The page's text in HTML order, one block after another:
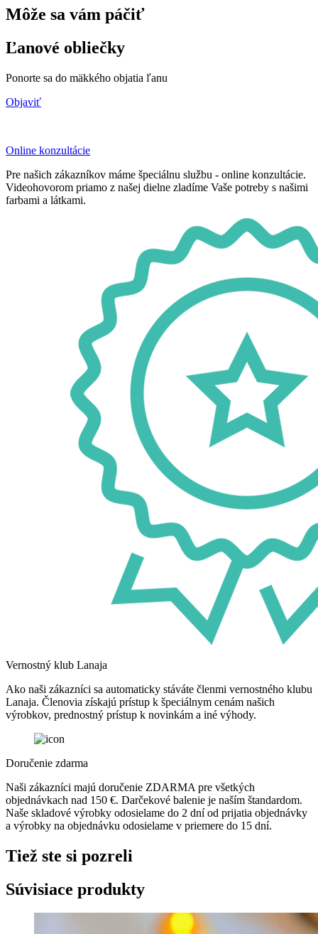
Môže sa vám páčiť
Ľanové obliečky
Ponorte sa do mäkkého objatia ľanu
Objaviť
Online konzultácie
Pre našich zákazníkov máme špeciálnu službu - online konzultácie.
Videohovorom priamo z našej dielne zladíme Vaše potreby s našimi
farbami a látkami.
Vernostný klub Lanaja
Ako naši zákazníci sa automaticky stáváte členmi vernostného klubu
Lanaja. Členovia získajú prístup k špeciálnym cenám našich
výrobkov, prednostný prístup k novinkám a iné výhody.
Doručenie zdarma
Naši zákazníci majú doručenie ZDARMA pre všetkých
objednávkach nad 150 €. Darčekové balenie je naším štandardom.
Naše skladové výrobky odosielame do 2 dní od prijatia objednávky
a výrobky na objednávku odosielame v priemere do 15 dní.
Tiež ste si pozreli
Súvisiace produkty